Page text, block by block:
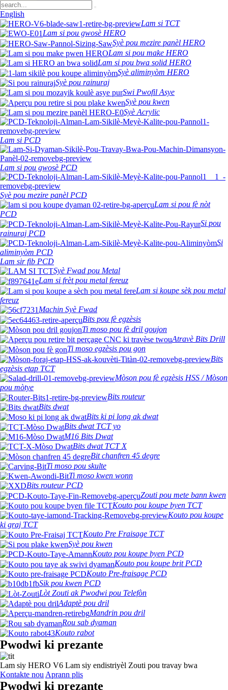
English
Lam si TCT
Lam si pou gwosè HERO
Syè pou mezire panèl HERO
Lam si pou make HERO
Lam si pou bwa solid HERO
Syè aliminyòm HERO
Syè pou rainuraj
Swi Pwofil Asye
Syè pou kwen
Syè Acrylic
Lam si PCD
Lam si pou gwosè PCD
Syè pou mezire panèl PCD
Lam si pou fè nòt
PCD
Si pou
rainuraj PCD
Si
aliminyòm PCD
Lam sir fib PCD
Syè Fwad pou Metal
Lam si frèt pou metal fereuz
Lam si koupe sèk pou metal
fereuz
Machin Syè Fwad
Bits pou fè egzèsis
Ti moso pou fè dril goujon
Atravè Bits Drill
Ti moso egzèsis pou gon
Bits
egzèsis etap TCT
Mòson pou fè egzèsis HSS / Mòson
pou mòtye
Bits routeur
Bits dwat
Bits ki pi long ak dwat
Bits dwat TCT yo
M16 Bits Dwat
Bits dwat TCT X
Bit chanfren 45 degre
Ti moso pou skulte
Ti moso kwen wonn
Bits routeur PCD
Zouti pou mete bann kwen
Kouto pou koupe byen TCT
Kouto pou koupe
ki graj TCT
Kouto Pre Fraisage TCT
Syè pou kwen
Kouto pou koupe byen PCD
Kouto pou koupe brit PCD
Kouto Pre-fraisage PCD
Sik pou kwen PCD
Lòt Zouti ak Pwodwi pou Telefòn
Adaptè pou dril
Mandrin pou dril
Rou sab dyaman
Kouto rabot
Pwodwi ki prezante
Lam siy HERO V6 Lam siy endistriyèl Zouti pou travay bwa
Kontakte nou Aprann plis
Pwodwi ki prezante